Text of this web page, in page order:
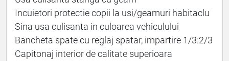
Incuietori protectie copii la usi/geamuri habitaclu
Sina usa culisanta in culoarea vehiculului
Bancheta spate cu reglaj spatar, impartire 1/3:2/3
Capitonaj interior de calitate superioara